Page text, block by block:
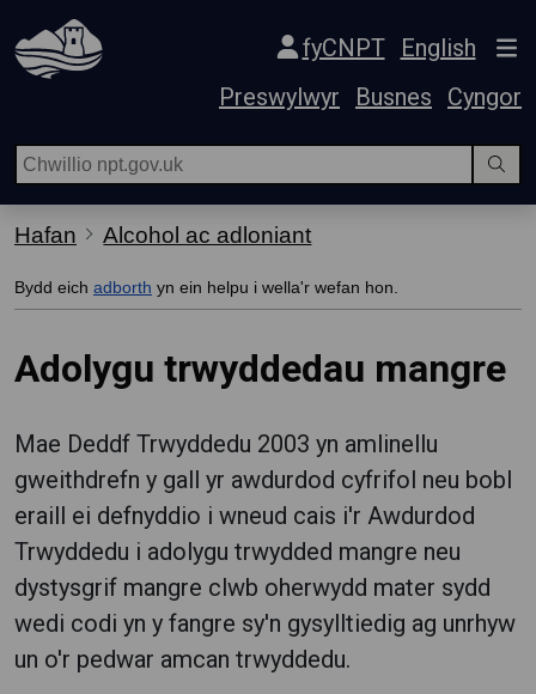
Hepgor gwe-lywio
fyCNPT
English
Preswylwyr
Busnes Cyngor
Hafan Alcohol ac adloniant
Bydd eich adborth yn ein helpu i wella'r wefan hon.
Adolygu trwyddedau mangre
Mae Deddf Trwyddedu 2003 yn amlinellu
gweithdrefn y gall yr awdurdod cyfrifol neu bobl
eraill ei defnyddio i wneud cais i'r Awdurdod
Trwyddedu i adolygu trwydded mangre neu
dystysgrif mangre clwb oherwydd mater sydd
wedi codi yn y fangre sy'n gysylltiedig ag unrhyw
un o'r pedwar amcan trwyddedu.